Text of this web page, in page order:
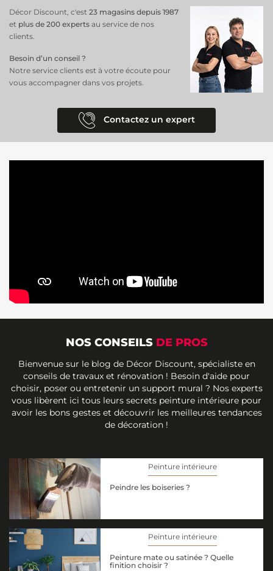
Décor Discount, c'est 23 magasins depuis 1987
et plus de 200 experts au service de nos
clients.
Besoin d’un conseil ?
Notre service clients est à votre écoute pour
vous accompagner dans vos projets.
Contactez un expert
NOS CONSEILS DE PROS
Bienvenue sur le blog de Décor Discount, spécialiste en
conseils de travaux et rénovation ! Besoin d'aide pour
choisir, poser ou entretenir un support mural ? Nos experts
vous libèrent ici tous leurs secrets peinture intérieure pour
avoir les bons gestes et découvrir les meilleures tendances
de décoration !
Peinture intérieure
Peindre les boiseries ?
Peinture intérieure
Peinture mate ou satinée ? Quelle
finition choisir ?